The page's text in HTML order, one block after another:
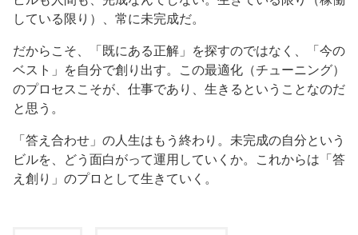
している限り）、常に未完成だ。
だからこそ、「既にある正解」を探すのではなく、「今の
ベスト」を自分で創り出す。この最適化（チューニング）
のプロセスこそが、仕事であり、生きるということなのだ
と思う。
「答え合わせ」の人生はもう終わり。未完成の自分という
ビルを、どう面白がって運用していくか。これからは「答
え創り」のプロとして生きていく。